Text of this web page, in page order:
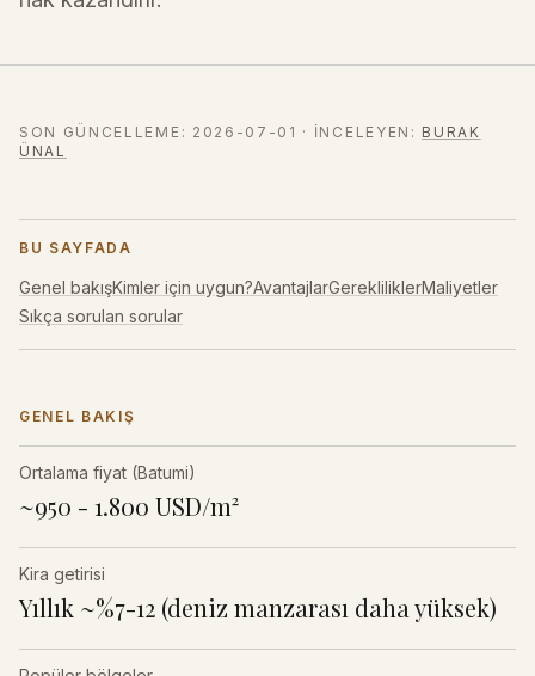
SON GÜNCELLEME : 2026-07-01 · İNCELEYEN : BURAK
ÜNAL
BU SAYFADA
Genel bakışKimler için uygun?AvantajlarGerekliliklerMaliyetler
Sıkça sorulan sorular
GENEL BAKIŞ
Ortalama fiyat (Batumi)
~950 - 1.800 USD/m²
Kira getirisi
Yıllık ~%7-12 (deniz manzarası daha yüksek)